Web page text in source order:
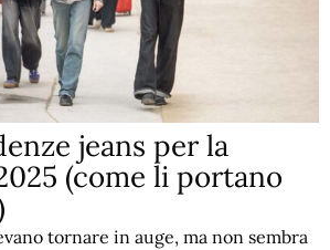
jeans per la
(come li portano
tornare in auge, ma non sembra